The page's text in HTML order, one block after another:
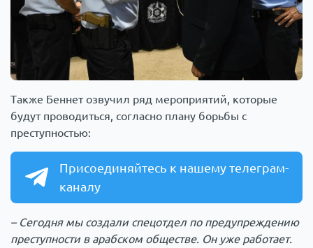
Также Беннет озвучил ряд мероприятий, которые
будут проводиться, согласно плану борьбы с
преступностью:
Присоединяйтесь к нашему телеграм-
каналу
– Сегодня мы создали спецотдел по предупреждению
преступности в арабском обществе. Он уже работает.